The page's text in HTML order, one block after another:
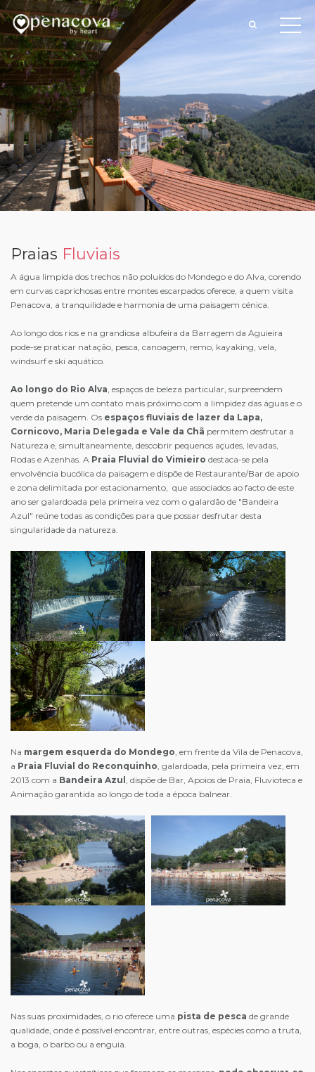
Praias Fluviais
A água limpida dos trechos não poluídos do Mondego e do Alva, corendo
em curvas caprichosas entre montes escarpados oferece, a quem visita
Penacova, a tranquilidade e harmonia de uma paisagem cénica.
Ao longo dos rios e na grandiosa albufeira da Barragem da Aguieira
pode-se praticar natação, pesca, canoagem, remo, kayaking, vela,
windsurf e ski aquático.
Ao longo do Rio Alva, espaços de beleza particular, surpreendem
quem pretende um contato mais próximo com a limpidez das águas e o
verde da paisagem. Os espaços fluviais de lazer da Lapa,
Cornicovo, Maria Delegada e Vale da Chã permitem desfrutar a
Natureza e, simultaneamente, descobrir pequenos açudes, levadas,
Rodas e Azenhas. A Praia Fluvial do Vimieiro destaca-se pela
envolvência bucólica da paisagem e dispõe de Restaurante/Bar de apoio
e zona delimitada por estacionamento, que associados ao facto de este
ano ser galardoada pela primeira vez com o galardão de "Bandeira
Azul" reúne todas as condições para que possar desfrutar desta
singularidade da natureza.
Na margem esquerda do Mondego, em frente da Vila de Penacova,
a Praia Fluvial do Reconquinho, galardoada, pela primeira vez, em
2013 com a Bandeira Azul , dispõe de Bar, Apoios de Praia, Fluvioteca e
Animação garantida ao longo de toda a época balnear.
Nas suas proximidades, o rio oferece uma pista de pesca de grande
qualidade, onde é possível encontrar, entre outras, espécies como a truta,
a boga, o barbo ou a enguia.